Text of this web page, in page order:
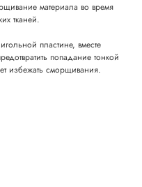
материала во время
тканей.
пластине, вместе
попадание тонкой
избежать сморщивания.